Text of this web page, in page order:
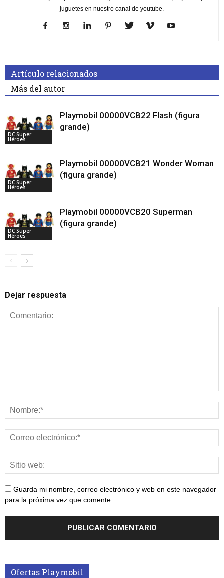
juguetes en nuestro canal de youtube.
Artículo relacionados
Más del autor
DC Super
Héroes
Playmobil 00000VCB22 Flash (figura
grande)
DC Super
Héroes
Playmobil 00000VCB21 Wonder Woman
(figura grande)
DC Super
Héroes
Playmobil 00000VCB20 Superman
(figura grande)
Dejar respuesta
Guarda mi nombre, correo electrónico y web en este navegador
para la próxima vez que comente.
Ofertas Playmobil